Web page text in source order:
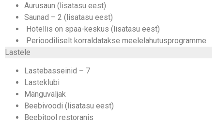
Aurusaun (lisatasu eest)
Saunad – 2 (lisatasu eest)
Hotellis on spaa-keskus (lisatasu eest)
Perioodiliselt korraldatakse meelelahutusprogramme
Lastele
Lastebasseinid – 7
Lasteklubi
Mänguväljak
Beebivoodi (lisatasu eest)
Beebitool restoranis